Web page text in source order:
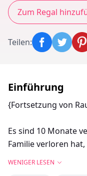
Zum Regal
Teilen:
Einführung
{Fortsetzung von
Es sind 10 Monate
Familie verloren
WENIGER LESEN